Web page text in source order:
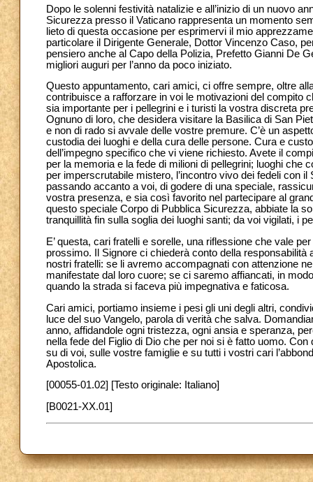
Dopo le solenni festività natalizie e all’inizio di un nuovo
Sicurezza presso il Vaticano rappresenta un momento
lieto di questa occasione per esprimervi il mio
particolare il Dirigente Generale, Dottor Vincenzo Caso,
pensiero anche al Capo della Polizia, Prefetto Gianni De
migliori auguri per l’anno da poco iniziato.
Questo appuntamento, cari amici, ci offre sempre, oltre
contribuisce a rafforzare in voi le motivazioni del compito
sia importante per i pellegrini e i turisti la vostra discreta
Ognuno di loro, che desidera visitare la Basilica di San
e non di rado si avvale delle vostre premure. C’è un
custodia dei luoghi e della cura delle persone. Cura e
dell’impegno specifico che vi viene richiesto. Avete il
per la memoria e la fede di milioni di pellegrini; luoghi che
per imperscrutabile mistero, l’incontro vivo dei fedeli con
passando accanto a voi, di godere di una speciale,
vostra presenza, e sia così favorito nel partecipare al
questo speciale Corpo di Pubblica Sicurezza, abbiate la
tranquillità fin sulla soglia dei luoghi santi; da voi vigilati, i
E’ questa, cari fratelli e sorelle, una riflessione che vale
prossimo. Il Signore ci chiederà conto della
nostri fratelli: se li avremo accompagnati con attenzione
manifestate dal loro cuore; se ci saremo affiancati, in
quando la strada si faceva più impegnativa e faticosa.
Cari amici, portiamo insieme i pesi gli uni degli altri,
luce del suo Vangelo, parola di verità che salva.
anno, affidandole ogni tristezza, ogni ansia e speranza,
nella fede del Figlio di Dio che per noi si è fatto uomo.
su di voi, sulle vostre famiglie e su tutti i vostri cari
Apostolica.
[00055-01.02] [Testo originale: Italiano]
[B0021-XX.01]